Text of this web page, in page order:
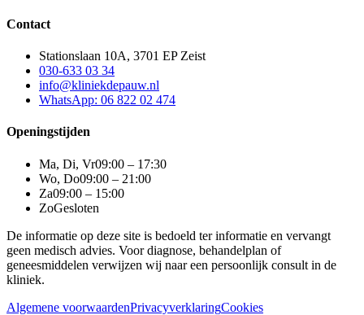
Contact
Stationslaan 10A, 3701 EP Zeist
030-633 03 34
info@kliniekdepauw.nl
WhatsApp: 06 822 02 474
Openingstijden
Ma, Di, Vr09:00 – 17:30
Wo, Do09:00 – 21:00
Za09:00 – 15:00
ZoGesloten
De informatie op deze site is bedoeld ter informatie en vervangt
geen medisch advies. Voor diagnose, behandelplan of
geneesmiddelen verwijzen wij naar een persoonlijk consult in de
kliniek.
Algemene voorwaardenPrivacyverklaringCookies